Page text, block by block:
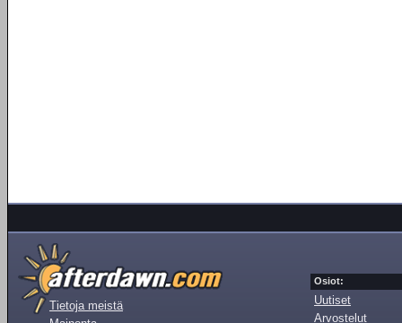
Tietoja meistä
Osiot:
Uutiset
Arvostelut